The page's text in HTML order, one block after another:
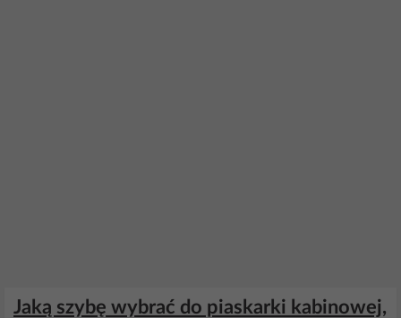
Jaką szybę wybrać do piaskarki kabinowej,